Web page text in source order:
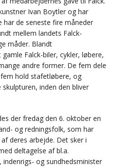
Ivan Boytler og har
de seneste fire måneder
mellem landets Falck-
måder. Blandt
Falck-biler, cykler, løbere,
andre former. De fem dele
hold stafetløbere, og
inden den bliver
der fredag den 6. oktober en
og redningsfolk, som har
deres arbejde. Det sker i
deltagelse af bl.a.
og sundhedsminister